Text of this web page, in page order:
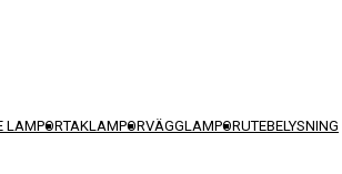
LAMPORTAKLAMPORVÄGGLAMPORUTEBELYSNING